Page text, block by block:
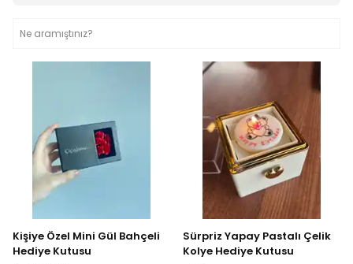
Kişiye Özel Mini Gül Bahçeli
Hediye Kutusu
Sürpriz Yapay Pastalı Çelik
Kolye Hediye Kutusu